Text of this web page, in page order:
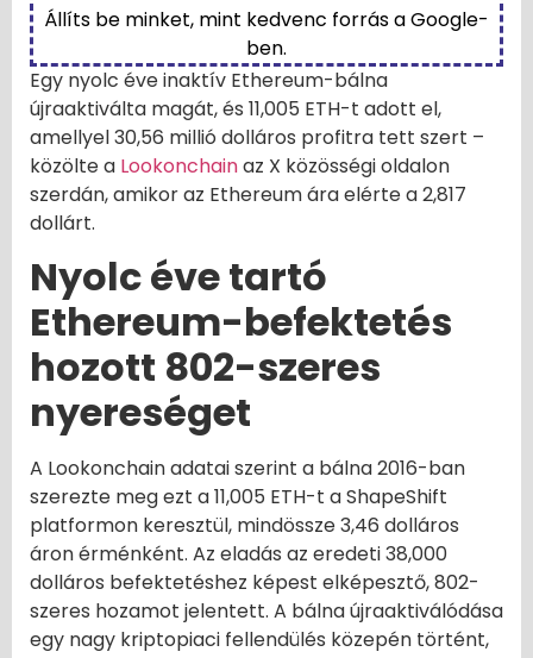
Állíts be minket, mint kedvenc forrás a Google-
ben.
Egy nyolc éve inaktív Ethereum-bálna
újraaktiválta magát, és 11,005 ETH-t adott el,
amellyel 30,56 millió dolláros profitra tett szert –
közölte a Lookonchainaz X közösségi oldalon
szerdán, amikor az Ethereum ára elérte a 2,817
dollárt.
Nyolc éve tartó
Ethereum-befektetés
hozott 802-szeres
nyereséget
A Lookonchain adatai szerint a bálna 2016-ban
szerezte meg ezt a 11,005 ETH-t a ShapeShift
platformon keresztül, mindössze 3,46 dolláros
áron érménként. Az eladás az eredeti 38,000
dolláros befektetéshez képest elképesztő, 802-
szeres hozamot jelentett. A bálna újraaktiválódása
egy nagy kriptopiaci fellendülés közepén történt,